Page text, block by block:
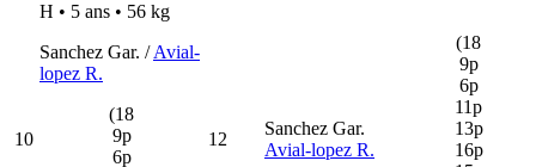
10
H • 5 ans • 56 kg
Sanchez Gar. /Avial-
lopez R.
(18
9p
6p
12
Sanchez Gar.
Avial-lopez R.
(18
9p
6p
11p
13p
16p